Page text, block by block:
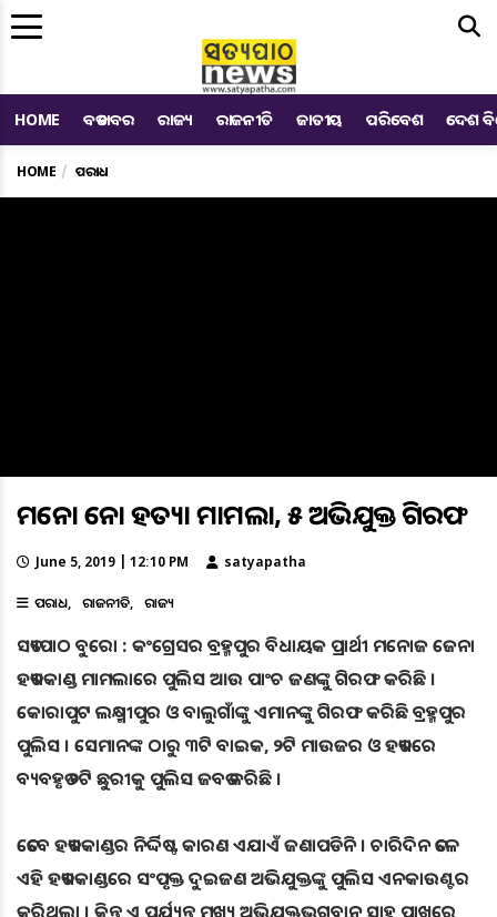
HOME ବଡ ଖବର ରାଜ୍ୟ ରାଜନୀତି ଜାତୀୟ ପରିବେଶ ଦେଶ
HOME ଅପରାଧ
ମନୋଜ ଜେନା ହତ୍ୟା ମାମଲା, ୫ ଅଭିଯୁକ୍ତ ଗିରଫ
June 5, 2019 | 12:10 PM satyapatha
ଅପରାଧ ରାଜନୀତି ରାଜ୍ୟ
ସତ୍ୟପାଠ ବୁରୋ : କଂଗ୍ରେସର ବ୍ରହ୍ମପୁର ବିଧାୟକ ପ୍ରାର୍ଥୀ ମନୋଜ ଜେନା
ହତ୍ୟାକାଣ୍ଡ ମାମଲାରେ ପୁଲିସ ଆଉ ପାଂଚ ଜଣଙ୍କୁ ଗିରଫ କରିଛି ।
କୋରାପୁଟ ଲକ୍ଷ୍ମୀପୁର ଓ ବାଲୁଗାଁଙ୍କୁ ଏମାନଙ୍କୁ ଗିରଫ କରିଛି ବ୍ରହ୍ମପୁର
ପୁଲିସ । ସେମାନଙ୍କ ଠାରୁ ୩ଟି ବାଇକ, ୨ଟି ମାଉଜର ଓ ହତ୍ୟାରେ
ବ୍ୟବହୃତ ୨ଟି ଛୁରୀକୁ ପୁଲିସ ଜବତ କରିଛି ।
ତେବେ ହତ୍ୟାକାଣ୍ଡର ନିର୍ଦ୍ଦିଷ୍ଟ କାରଣ ଏଯାଏଁ ଜଣାପଡିନି । ଚାରିଦିନ ତଳେ
ଏହି ହତ୍ୟାକାଣ୍ଡରେ ସଂପୃକ୍ତ ଦୁଇଜଣ ଅଭିଯୁକ୍ତଙ୍କୁ ପୁଲିସ ଏନକାଉଣ୍ଟର
କରିଥିଲା । କିନ୍ତୁ ଏ ପର୍ଯ୍ୟନ୍ତ ମୁଖ୍ୟ ଅଭିଯୁକ୍ତଭଗବାନ ସାହୁ ପାଖରେ